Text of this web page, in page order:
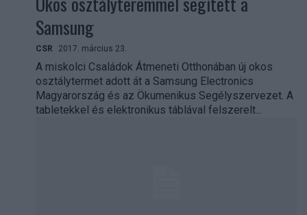
Samsung
CSR 2017. március 23.
A miskolci Családok Átmeneti Otthonában új okos
osztálytermet adott át a Samsung Electronics
Magyarország és az Ökumenikus Segélyszervezet. A
tabletekkel és elektronikus táblával felszerelt...